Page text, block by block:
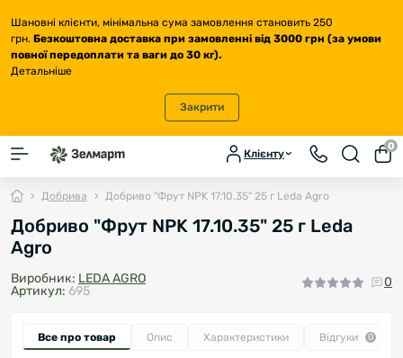
Шановні клієнти, мінімальна сума замовлення становить 250
грн. Безкоштовна доставка при замовленні від 3000 грн (за умови
повної передоплати та ваги до 30 кг).
Детальніше
Закрити
Клієнту
0
Добрива Добриво "Фрут NPK 17.10.35" 25 г Leda Agro
Добриво "Фрут NPK 17.10.35" 25 г Leda
Agro
Виробник: LEDA AGRO
Артикул: 695
0
Все про товар Опис Характеристики Відгуки 0